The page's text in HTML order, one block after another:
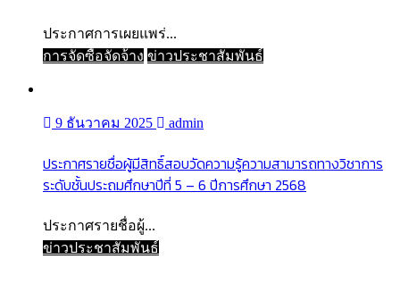
ประกาศการเผยแพร่...
การจัดซื้อจัดจ้าง ข่าวประชาสัมพันธ์
9 ธันวาคม 2025 admin
ประกาศรายชื่อผู้มีสิทธิ์สอบวัดความรู้ความสามารถทางวิชาการ
ระดับชั้นประถมศึกษาปีที่ 5 – 6 ปีการศึกษา 2568
ประกาศรายชื่อผู้...
ข่าวประชาสัมพันธ์